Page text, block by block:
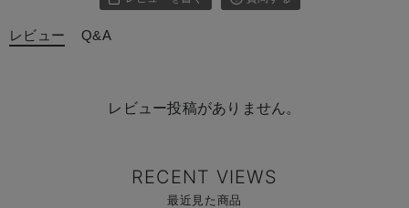
レビュー Q&A
レビュー投稿がありません。
RECENT VIEWS
最近見た商品